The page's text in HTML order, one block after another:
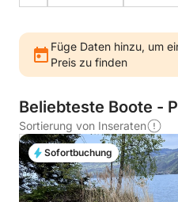
Füge Daten hinzu, um
Preis zu finden
Beliebteste Boote -
Sortierung von Inseraten
Sofortbuchung